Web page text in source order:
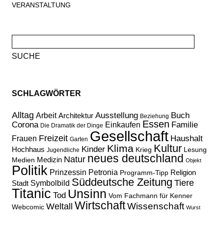
VERANSTALTUNG
nach:
SCHLAGWÖRTER
Alltag Arbeit Architektur Ausstellung Beziehung Buch
Corona Die Dramatik der Dinge Einkaufen Essen Familie
Frauen Freizeit Garten Gesellschaft Haushalt
Hochhaus Jugendliche Kinder Klima Krieg Kultur Lesung
Medien Medizin Natur neues deutschland Objekt
Politik Prinzessin Petronia Programm-Tipp Religion
Stadt Symbolbild Süddeutsche Zeitung Tiere
Titanic Tod Unsinn Vom Fachmann für Kenner
Webcomic Weltall WirtschaftWissenschaft Wurst